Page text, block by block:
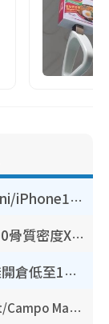
豐澤優惠勁減低至44折！Mac mini/iPhone17Pro大減價！廚房家電$220起
港大推賽馬會強化骨骼計劃！$100骨質密度X光檢查 完成免費運動訓練送超市禮券！附參加資格
開倉優惠 | 尖沙咀海港城名牌波鞋開倉低至1折！On鞋$899起／Joy&Peace鞋履$98起
開倉優惠｜銅鑼灣時代廣場Doughnut/Campo Marzio開倉低至1折！背囊、書包、手袋劈價$200起